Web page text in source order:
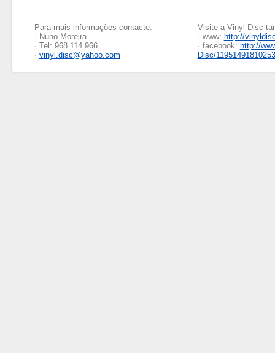
Para mais informações contacte:
· Nuno Moreira
· Tel: 968 114 966
· vinyl.disc@yahoo.com
Visite a Vinyl Disc
· www: http://
· facebook: http://
Disc/